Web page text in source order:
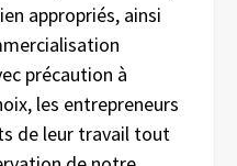
appropriés, ainsi
précaution à
les entrepreneurs
de leur travail tout